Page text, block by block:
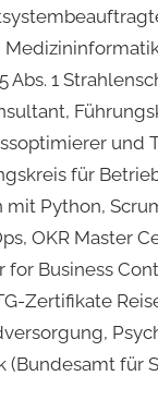
Abs. 1
für
Python,
OKR Master
for Business
Zertifikate
für